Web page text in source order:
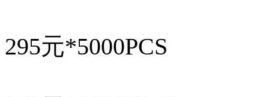
295元*5000PCS